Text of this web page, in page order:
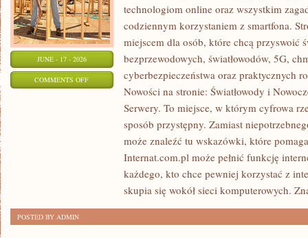
JUNE - 17 - 2026
COMMENTS OFFON
SATELITARNY
technologiom online oraz wszystkim
codziennym korzystaniem z smartfona.
miejscem dla osób, które chcą przyswoić
bezprzewodowych, światłowodów, 5G,
cyberbezpieczeństwa oraz praktycznych
Nowości na stronie: Światłowody i
Serwery. To miejsce, w którym cyfrowa
sposób przystępny. Zamiast
może znaleźć tu wskazówki, które
Internat.com.pl może pełnić funkcję
każdego, kto chce pewniej korzystać z
skupia się wokół sieci komputerowych.
POSTED BY ADMIN